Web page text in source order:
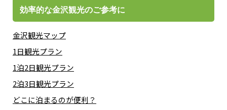
効率的な金沢観光のご参考に
金沢観光マップ
1日観光プラン
1泊2日観光プラン
2泊3日観光プラン
どこに泊まるのが便利？